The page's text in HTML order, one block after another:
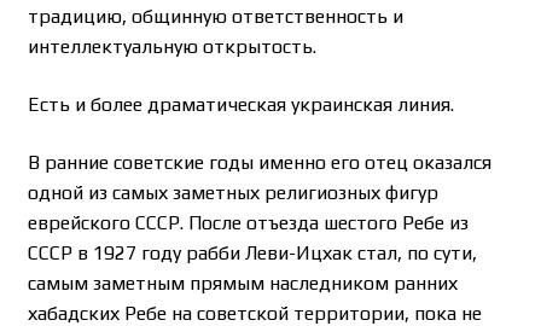
традицию, общинную ответственность и
интеллектуальную открытость.
Есть и более драматическая украинская линия.
В ранние советские годы именно его отец оказался
одной из самых заметных религиозных фигур
еврейского СССР. После отъезда шестого Ребе из
СССР в 1927 году рабби Леви-Ицхак стал, по сути,
самым заметным прямым наследником ранних
хабадских Ребе на советской территории, пока не